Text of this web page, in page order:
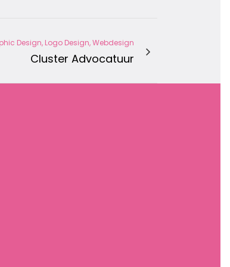
Design, Logo Design, Webdesign
Cluster Advocatuur